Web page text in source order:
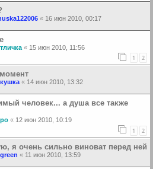
« 16 июн 2010, 00:17
« 15 июн 2010, 11:56
1 2
« 14 июн 2010, 13:32
человек... а душа все также
« 12 июн 2010, 10:19
1 2
я очень сильно виноват перед ней
« 11 июн 2010, 13:59